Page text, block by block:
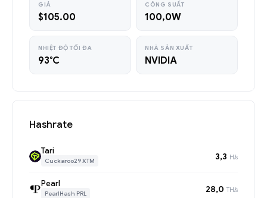
GIÁ
$105.00
CÔNG SUẤT
100,0W
NHIỆT ĐỘ TỐI ĐA
93°C
NHÀ SẢN XUẤT
NVIDIA
Hashrate
Tari
Cuckaroo29 XTM 3,3 H/s
Pearl
PearlHash PRL 28,0 TH/s